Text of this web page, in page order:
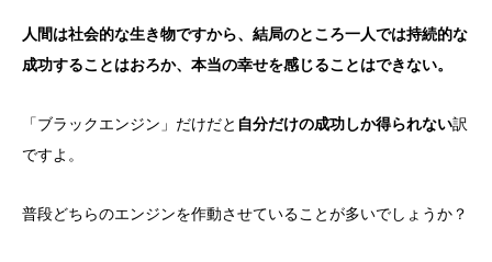
人間は社会的な生き物ですから、結局のところ一人では持続的な
成功することはおろか、本当の幸せを感じることはできない。
「ブラックエンジン」だけだと 自分だけの成功しか得られない訳
ですよ。
普段どちらのエンジンを作動させていることが多いでしょうか？